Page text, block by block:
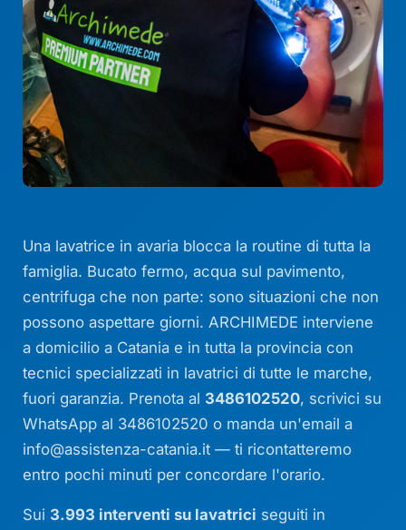
Una lavatrice in avaria blocca la routine di tutta la
famiglia. Bucato fermo, acqua sul pavimento,
centrifuga che non parte: sono situazioni che non
possono aspettare giorni. ARCHIMEDE interviene
a domicilio a Catania e in tutta la provincia con
tecnici specializzati in lavatrici di tutte le marche,
fuori garanzia. Prenota al 3486102520, scrivici su
WhatsApp al 3486102520 o manda un'email a
info@assistenza-catania.it — ti ricontatteremo
entro pochi minuti per concordare l'orario.
Sui 3.993 interventi su lavatrici seguiti in